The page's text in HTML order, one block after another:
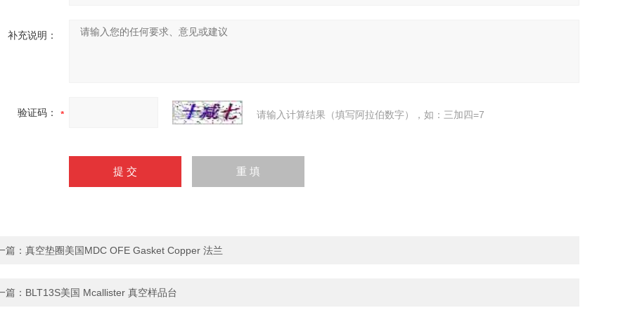
补充说明：
验证码： 请输入计算结果（填写阿拉伯数字），如：三加四=7
篇： 真空垫圈美国MDC OFE Gasket Copper 法兰
篇： BLT13S美国 Mcallister 真空样品台